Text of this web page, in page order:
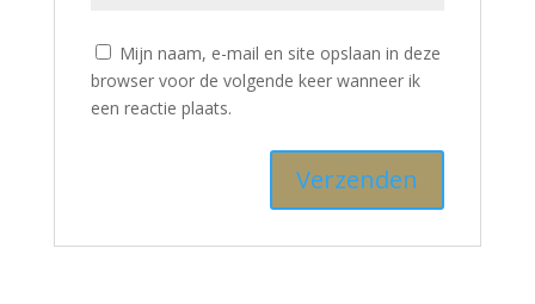
Mijn naam, e-mail en site opslaan in deze
browser voor de volgende keer wanneer ik
een reactie plaats.